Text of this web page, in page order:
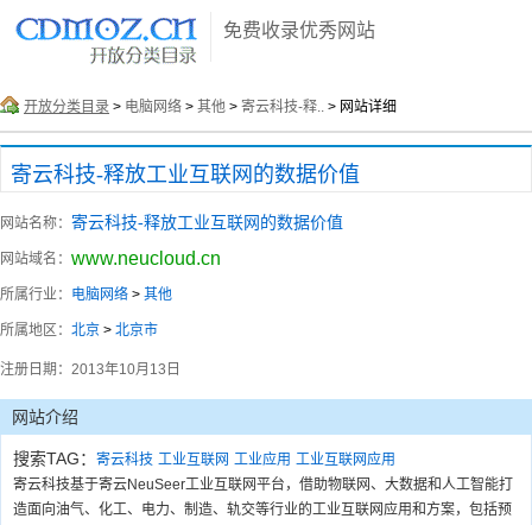
免费收录优秀网站
开放分类目录 > 电脑网络 > 其他 > 寄云科技-释.. > 网站详细
寄云科技-释放工业互联网的数据价值
网站名称： 寄云科技-释放工业互联网的数据价值
网站域名： www.neucloud.cn
所属行业： 电脑网络 > 其他
所属地区： 北京 > 北京市
注册日期： 2013年10月13日
网站介绍
搜索TAG： 寄云科技 工业互联网 工业应用 工业互联网应用
寄云科技基于寄云NeuSeer工业互联网平台，借助物联网、大数据和人工智能打
造面向油气、化工、电力、制造、轨交等行业的工业互联网应用和方案，包括预